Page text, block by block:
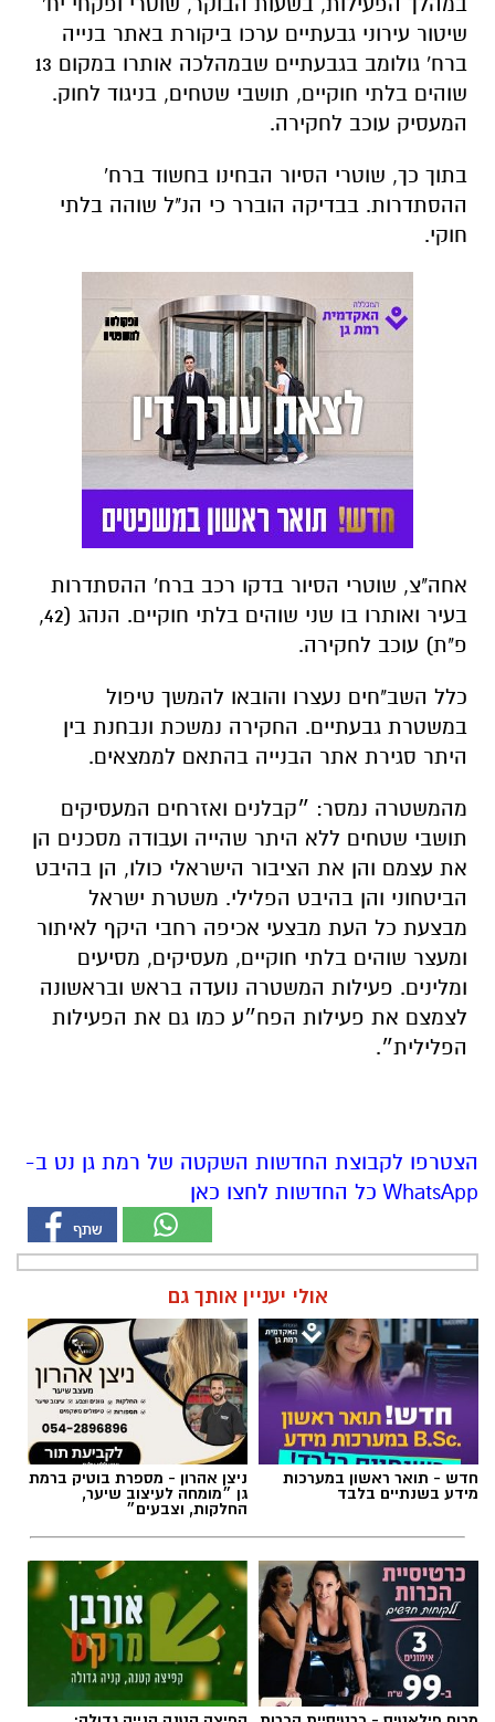
שיטור עירוני גבעתיים ערכו ביקורת באתר בנייה
ברח' גולומב בגבעתיים שבמהלכה אותרו במקום 13
שוהים בלתי חוקיים, תושבי שטחים, בניגוד לחוק.
המעסיק עוכב לחקירה.
בתוך כך, שוטרי הסיור הבחינו בחשוד ברח'
ההסתדרות. בבדיקה הוברר כי הנ"ל שוהה בלתי
חוקי.
אחה"צ, שוטרי הסיור בדקו רכב ברח' ההסתדרות
בעיר ואותרו בו שני שוהים בלתי חוקיים. הנהג (42,
פ"ת) עוכב לחקירה.
כלל השב"חים נעצרו והובאו להמשך טיפול
במשטרת גבעתיים. החקירה נמשכת ונבחנת בין
היתר סגירת אתר הבנייה בהתאם לממצאים.
מהמשטרה נמסר: ״קבלנים ואזרחים המעסיקים
תושבי שטחים ללא היתר שהייה ועבודה מסכנים הן
את עצמם והן את הציבור הישראלי כולו, הן בהיבט
הביטחוני והן בהיבט הפלילי. משטרת ישראל
מבצעת כל העת מבצעי אכיפה רחבי היקף לאיתור
ומעצר שוהים בלתי חוקיים, מעסיקים, מסיעים
ומלינים. פעילות המשטרה נועדה בראש ובראשונה
לצמצם את פעילות הפח״ע כמו גם את הפעילות
הפלילית״.
הצטרפו לקבוצת החדשות השקטה של רמת גן נט ב-
WhatsApp כל החדשות לחצו כאן
אולי יעניין אותך גם
חדש - תואר ראשון במערכות
מידע בשנתיים בלבד
ניצן אהרון - מספרת בוטיק ברמת
גן ״מומחה לעיצוב שיער,
החלקות, וצבעים״